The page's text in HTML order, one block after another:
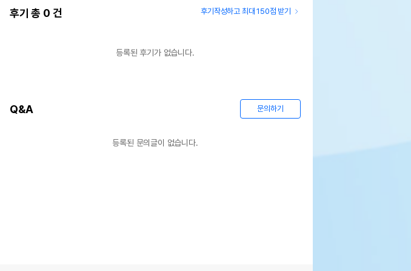
후기 총 0 건 후기작성하고 최대 150점 받기
등록된 후기가 없습니다.
Q&A 문의하기
등록된 문의글이 없습니다.